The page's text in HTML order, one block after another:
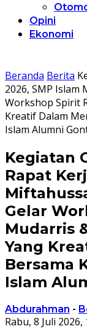
Opini
Ekonomi
Beranda Berita
2026, SMP Islam
Workshop Spirit
Kreatif Dalam
Islam Alumni
Kegiatan
Rapat
Gelar
Mudarris
Yang
Bersama
Islam
Abdurahman -
Rabu, 8 Juli 2026,